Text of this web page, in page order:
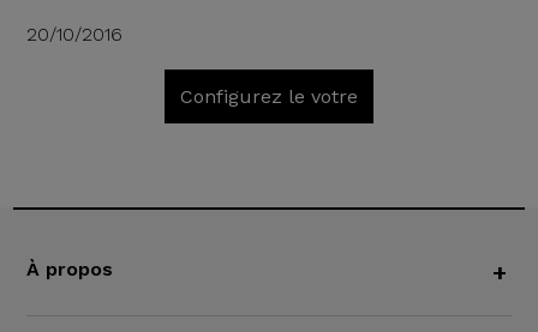
20/10/2016
Configurez le votre
À propos +